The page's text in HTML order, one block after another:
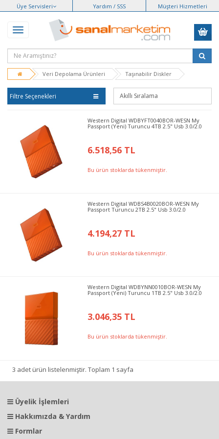
Üye Servisleri Yardım / SSS Müşteri Hizmetleri
Veri Depolama Ürünleri Taşınabilir Diskler
Filtre Seçenekleri
Western Digital WDBYFT0040BOR-WESN My
Passport (Yeni) Turuncu 4TB 2.5" Usb 3.0/2.0
6.518,56 TL
Bu ürün stoklarda tükenmiştir.
Western Digital WDBS4B0020BOR-WESN My
Passport Turuncu 2TB 2.5" Usb 3.0/2.0
4.194,27 TL
Bu ürün stoklarda tükenmiştir.
Western Digital WDBYNN0010BOR-WESN My
Passport (Yeni) Turuncu 1TB 2.5" Usb 3.0/2.0
3.046,35 TL
Bu ürün stoklarda tükenmiştir.
3 adet ürün listelenmiştir. Toplam 1 sayfa
Üyelik İşlemleri
Hakkımızda & Yardım
Formlar